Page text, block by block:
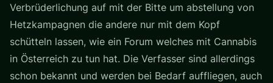
Verbrüderlichung auf mit der Bitte um abstellung von
Hetzkampagnen die andere nur mit dem Kopf
schütteln lassen, wie ein Forum welches mit Cannabis
in Österreich zu tun hat. Die Verfasser sind allerdings
schon bekannt und werden bei Bedarf auffliegen, auch